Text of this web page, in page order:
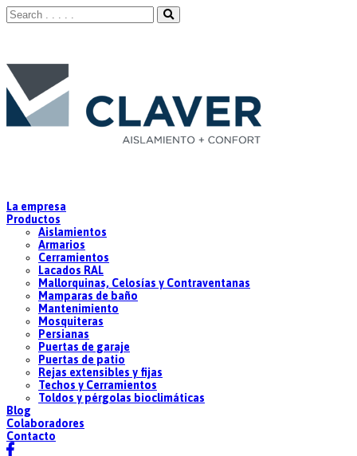
La empresa
Productos
Aislamientos
Armarios
Cerramientos
Lacados RAL
Mallorquinas, Celosías y Contraventanas
Mamparas de baño
Mantenimiento
Mosquiteras
Persianas
Puertas de garaje
Puertas de patio
Rejas extensibles y fijas
Techos y Cerramientos
Toldos y pérgolas bioclimáticas
Blog
Colaboradores
Contacto